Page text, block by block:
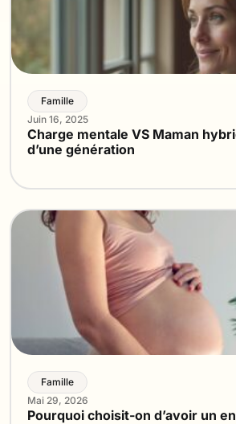
Famille
Juin 16, 2025
Charge mentale VS Maman
d’une génération
Famille
Mai 29, 2026
Pourquoi choisit-on d’avoir un